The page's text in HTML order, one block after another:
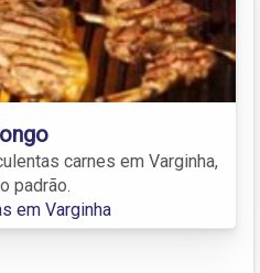
carnes em Varginha,
padrão.
em Varginha